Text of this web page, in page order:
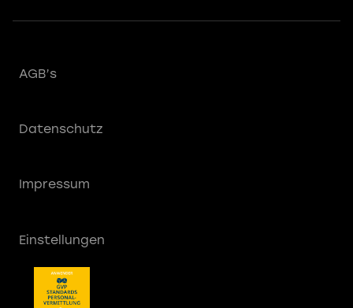
AGB’s
Datenschutz
Impressum
Einstellungen